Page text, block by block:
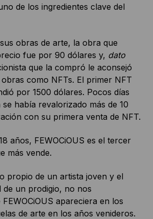
de los ingredientes clave del
obras de arte, la obra que
fue por 90 dólares y, dato
que la compró le aconsejó
como NFTs. El primer NFT
por 1500 dólares. Pocos días
había revalorizado más de 10
con su primera venta de NFT.
años, FEWOCiOUS es el tercer
más vende.
propio de un artista joven y el
de un prodigio, no nos
apareciera en los
de arte en los años venideros.